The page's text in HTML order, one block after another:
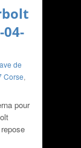
04-
de
Corse,
pour